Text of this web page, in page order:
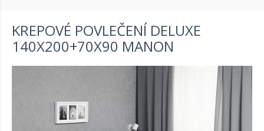
KREPOVÉ POVLEČENÍ DELUXE
140X200+70X90 MANON